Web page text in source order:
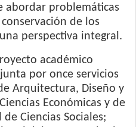
abordar problemáticas
de los
perspectiva integral.
académico
por once servicios
Arquitectura, Diseño y
Económicas y de
Ciencias Sociales;